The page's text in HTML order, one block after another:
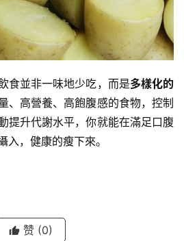
食並非一味地少吃，而是多樣化的
、高營養、高飽腹感的食物，控制
提升代謝水平，你就能在滿足口腹
入，健康的瘦下來。
赞 (0)